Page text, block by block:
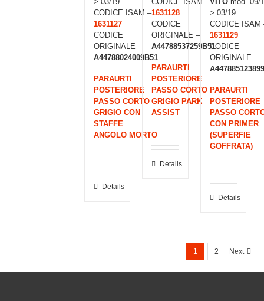
CODICE ISAM –
1631127
CODICE
ORIGINALE –
A44788024009B51
PARAURTI
POSTERIORE
PASSO CORTO
GRIGIO CON
STAFFE
ANGOLO MORTO
Details
1631128
CODICE
ORIGINALE –
A44788537259B51
PARAURTI
POSTERIORE
PASSO CORTO
GRIGIO PARK
ASSIST
Details
> 03/19
CODICE ISAM
1631129
CODICE
ORIGINALE –
PARAURTI
POSTERIORE
PASSO
CON PRIMER
(SUPERFIE
GOFFRATA)
Details
1 2 Next